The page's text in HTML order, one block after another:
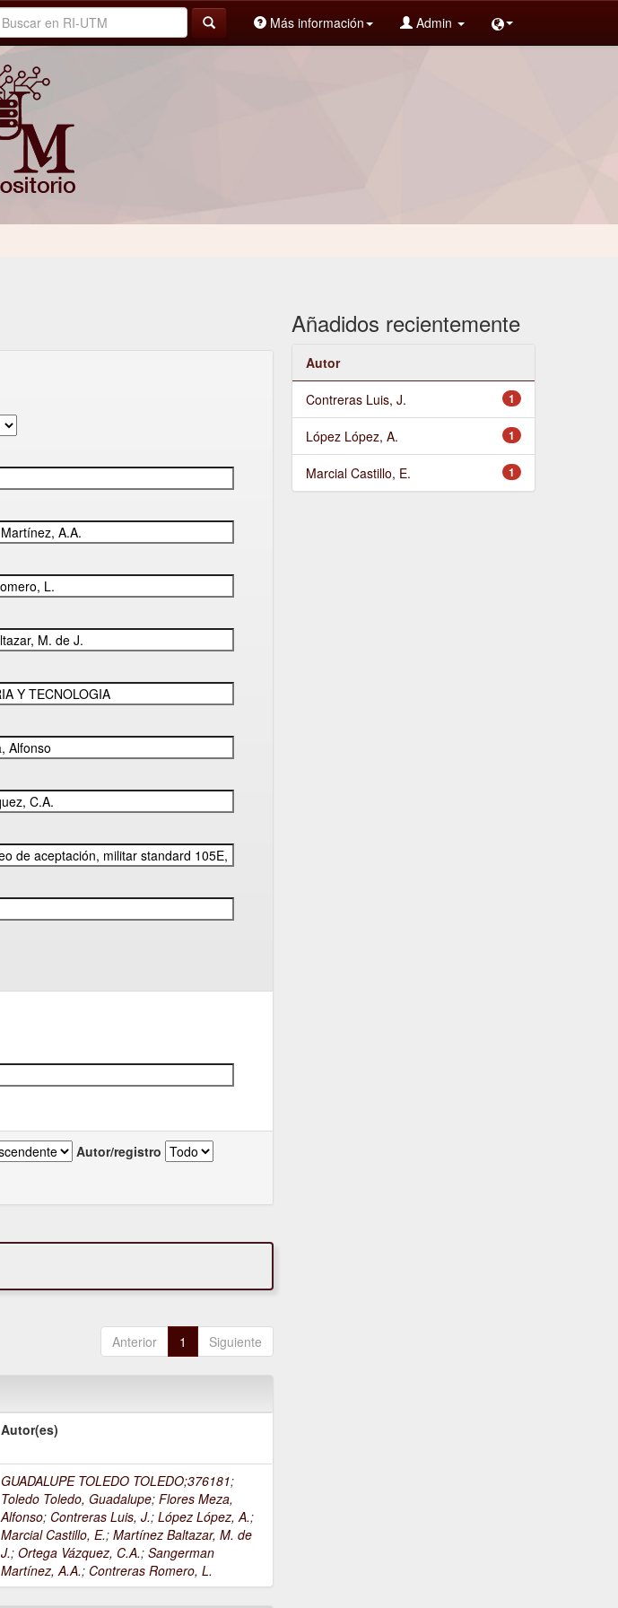
Más información Admin
Autor/registro
Anterior 1 Siguiente
Autor(es)
GUADALUPE TOLEDO TOLEDO;376181;
Toledo Toledo, Guadalupe;Flores Meza,
Alfonso; Contreras Luis, J.;López López, A.;
Marcial Castillo, E.;Martínez Baltazar, M. de
J.;Ortega Vázquez, C.A.;Sangerman
Martínez, A.A.; Contreras Romero, L.
Añadidos recientemente
Autor
1
Contreras Luis, J.
1
López López, A.
1
Marcial Castillo, E.